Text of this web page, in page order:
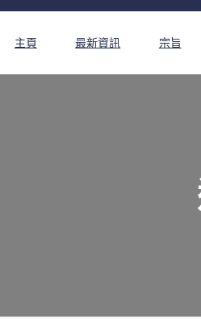
主頁 最新資訊 宗旨